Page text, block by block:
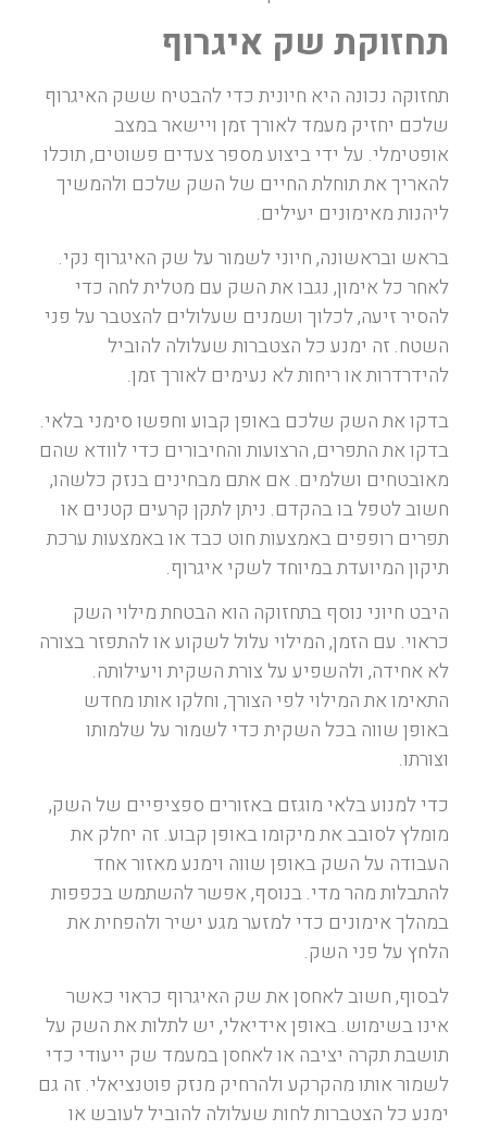
תחזוקת שק איגרוף
תחזוקה נכונה היא חיונית כדי להבטיח ששק האיגרוף
שלכם יחזיק מעמד לאורך זמן ויישאר במצב
אופטימלי. על ידי ביצוע מספר צעדים פשוטים, תוכלו
להאריך את תוחלת החיים של השק שלכם ולהמשיך
ליהנות מאימונים יעילים.
בראש ובראשונה, חיוני לשמור על שק האיגרוף נקי.
לאחר כל אימון, נגבו את השק עם מטלית לחה כדי
להסיר זיעה, לכלוך ושמנים שעלולים להצטבר על פני
השטח. זה ימנע כל הצטברות שעלולה להוביל
להידרדרות או ריחות לא נעימים לאורך זמן.
בדקו את השק שלכם באופן קבוע וחפשו סימני בלאי.
בדקו את התפרים, הרצועות והחיבורים כדי לוודא שהם
מאובטחים ושלמים. אם אתם מבחינים בנזק כלשהו,
חשוב לטפל בו בהקדם. ניתן לתקן קרעים קטנים או
תפרים רופפים באמצעות חוט כבד או באמצעות ערכת
תיקון המיועדת במיוחד לשקי איגרוף.
היבט חיוני נוסף בתחזוקה הוא הבטחת מילוי השק
כראוי. עם הזמן, המילוי עלול לשקוע או להתפזר בצורה
לא אחידה, ולהשפיע על צורת השקית ויעילותה.
התאימו את המילוי לפי הצורך, וחלקו אותו מחדש
באופן שווה בכל השקית כדי לשמור על שלמותו
וצורתו.
כדי למנוע בלאי מוגזם באזורים ספציפיים של השק,
מומלץ לסובב את מיקומו באופן קבוע. זה יחלק את
העבודה על השק באופן שווה וימנע מאזור אחד
להתבלות מהר מדי. בנוסף, אפשר להשתמש בכפפות
במהלך אימונים כדי למזער מגע ישיר ולהפחית את
הלחץ על פני השק.
לבסוף, חשוב לאחסן את שק האיגרוף כראוי כאשר
אינו בשימוש. באופן אידיאלי, יש לתלות את השק על
תושבת תקרה יציבה או לאחסן במעמד שק ייעודי כדי
לשמור אותו מהקרקע ולהרחיק מנזק פוטנציאלי. זה גם
ימנע כל הצטברות לחות שעלולה להוביל לעובש או